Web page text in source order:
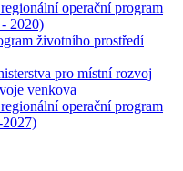
operační program
2020)
životního prostředí
pro místní rozvoj
venkova
operační program